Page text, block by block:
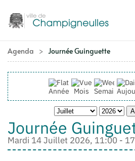
Accéder au contenu principal
Agenda Journée Guinguette
Année Mois Semaine
Journée
Mardi 14 Juillet 2026, 11:00 -